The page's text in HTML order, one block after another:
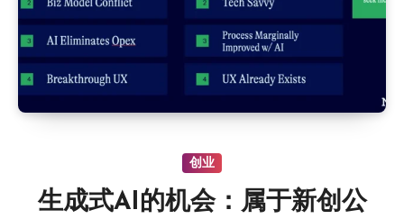
创业
生成式AI的机会：属于新创公